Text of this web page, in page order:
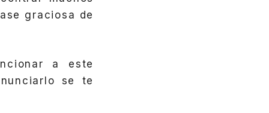
graciosa de
a este
se te